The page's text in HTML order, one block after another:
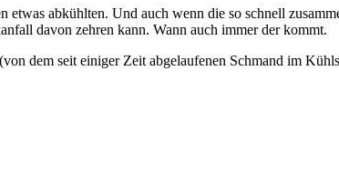
abkühlten. Und auch wenn die so schnell
davon zehren kann. Wann auch immer der kommt.
dem seit einiger Zeit abgelaufenen Schmand im